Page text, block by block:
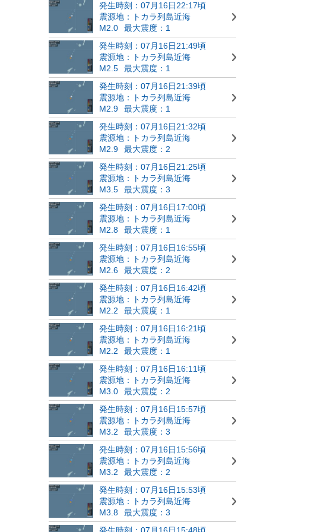
発生時刻：07月16日22:17頃
震源地：トカラ列島近海
M2.0
最大震度：1
発生時刻：07月16日21:49頃
震源地：トカラ列島近海
M2.5
最大震度：1
発生時刻：07月16日21:39頃
震源地：トカラ列島近海
M2.9
最大震度：1
発生時刻：07月16日21:32頃
震源地：トカラ列島近海
M2.9
最大震度：2
発生時刻：07月16日21:25頃
震源地：トカラ列島近海
M3.5
最大震度：3
発生時刻：07月16日17:00頃
震源地：トカラ列島近海
M2.8
最大震度：1
発生時刻：07月16日16:55頃
震源地：トカラ列島近海
M2.6
最大震度：2
発生時刻：07月16日16:42頃
震源地：トカラ列島近海
M2.2
最大震度：1
発生時刻：07月16日16:21頃
震源地：トカラ列島近海
M2.2
最大震度：1
発生時刻：07月16日16:11頃
震源地：トカラ列島近海
M3.0
最大震度：2
発生時刻：07月16日15:57頃
震源地：トカラ列島近海
M3.2
最大震度：3
発生時刻：07月16日15:56頃
震源地：トカラ列島近海
M3.2
最大震度：2
発生時刻：07月16日15:53頃
震源地：トカラ列島近海
M3.8
最大震度：3
発生時刻：07月16日15:48頃